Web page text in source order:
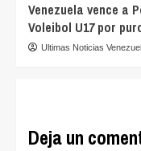
Venezuela vence a
Voleibol U17 por
Ultimas Noticias
Deja un